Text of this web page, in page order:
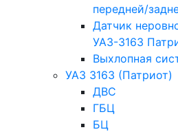
передней/
Датчик
УАЗ-3163
Выхлопная
УАЗ 3163 (Патриот)
ДВС
ГБЦ
БЦ